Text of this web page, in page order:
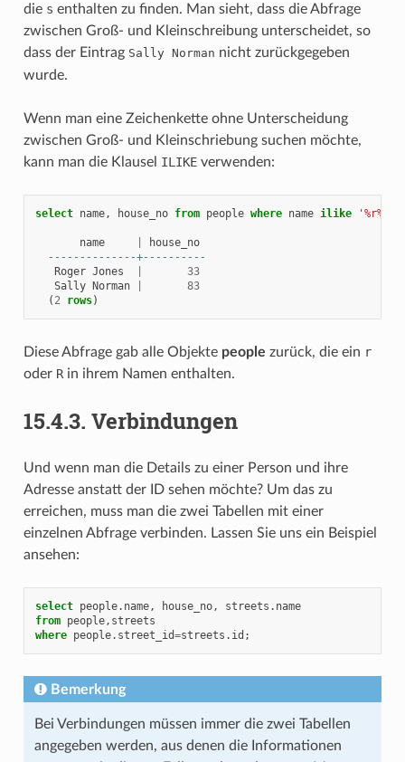
die s enthalten zu finden. Man sieht, dass die Abfrage
zwischen Groß- und Kleinschreibung unterscheidet, so
dass der Eintrag Sally Norman nicht zurückgegeben
wurde.
Wenn man eine Zeichenkette ohne Unterscheidung
zwischen Groß- und Kleinschriebung suchen möchte,
kann man die Klausel ILIKEverwenden:
select name, house_no from people where name ilike '%r%'
name
house_no
--------------+----------
Roger Jones
33
Sally Norman
83
( 2 rows)
Diese Abfrage gab alle Objekte people zurück, die ein r
oder Rin ihrem Namen enthalten.
15.4.3. Verbindungen
Und wenn man die Details zu einer Person und ihre
Adresse anstatt der ID sehen möchte? Um das zu
erreichen, muss man die zwei Tabellen mit einer
einzelnen Abfrage verbinden. Lassen Sie uns ein Beispiel
ansehen:
select people. name, house_no, streets . name
from people, streets
where people. street_id=streets . id ;
Bemerkung
Bei Verbindungen müssen immer die zwei Tabellen
angegeben werden, aus denen die Informationen